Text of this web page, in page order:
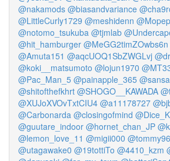
@nakamods @biasandvariance
@LittleCurly1729 @meshidenn
@notomo_tsukuba @tjmlab
@hit_hamburger @MeGG2timZOwbs6n
@Amuta151 @aqcUOQ1SbZWGLvj
@koki__matsumoto @lojun1970
@Pac_Man_5 @painapple_365
@shitofthefkhrt @SHOGO__KAWADA
@XUJoXVOvTxtCIU4 @a11178727
@Carbonarda @closingofmind
@guutare_indoor @hornet_chan_JP
@lemon_love_11 @migii000
@utagawake0 @19tottiTo @4410_kzm